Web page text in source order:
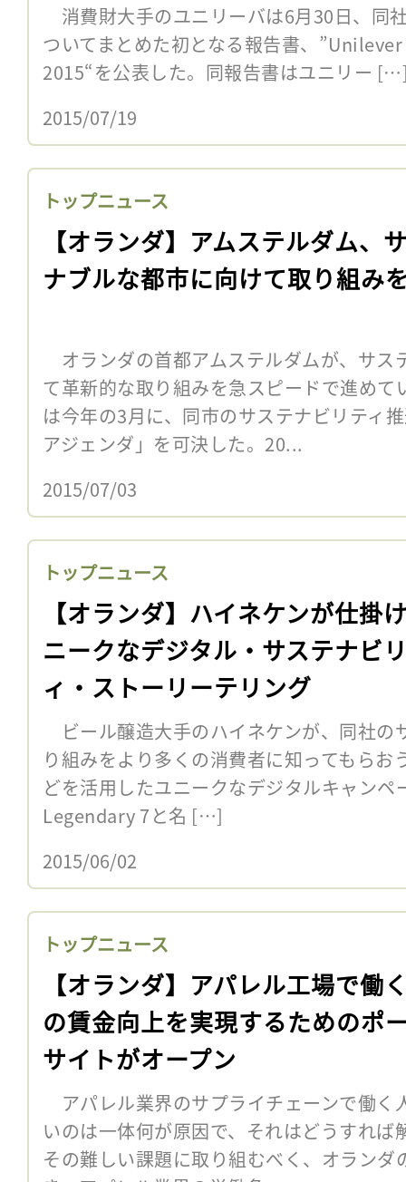
消費財大手のユニリーバは6月30日、同
ついてまとめた初となる報告書、
2015“を公表した。同報告書はユニリー
2015/07/19
トップニュース
【オランダ】アムステルダム、
ナブルな都市に向けて取り組み
オランダの首都アムステルダムが、サス
て革新的な取り組みを急スピードで進めて
は今年の3月に、同市のサステナビリティ
アジェンダ」を可決した。20...
2015/07/03
トップニュース
【オランダ】ハイネケンが仕掛
ニークなデジタル・サステナビ
ィ・ストーリーテリング
ビール醸造大手のハイネケンが、同社の
り組みをより多くの消費者に知ってもらお
どを活用したユニークなデジタルキャンペ
Legendary 7と名 […]
2015/06/02
トップニュース
【オランダ】アパレル工場で働
の賃金向上を実現するためのポ
サイトがオープン
アパレル業界のサプライチェーンで働く
いのは一体何が原因で、それはどうすれ
その難しい課題に取り組むべく、オラン